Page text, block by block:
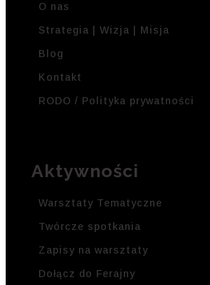
O nas
Strategia | Wizja | Misja
Blog
Kontakt
RODO / Polityka prywatności
Aktywności
Warsztaty Tematyczne
Twórcze spotkania
Zapisy na warsztaty
Dołącz do Ferajny